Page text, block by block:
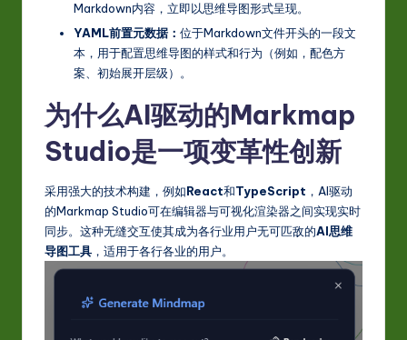
ti
Markdown内容，立即以思维导图形式呈现。
YAML前置元数据： 位于Markdown文件开头的一段文
本，用于配置思维导图的样式和行为（例如，配色方
案、初始展开层级）。
为什么AI驱动的Markmap
Studio是一项变革性创新
采用强大的技术构建，例如React和TypeScript ，AI驱动
的Markmap Studio可在编辑器与可视化渲染器之间实现实时
同步。这种无缝交互使其成为各行业用户无可匹敌的AI思维
导图工具 ，适用于各行各业的用户。